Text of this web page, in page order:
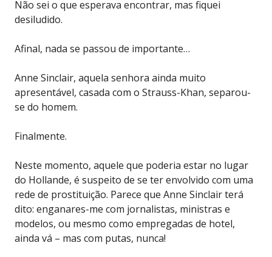
Não sei o que esperava encontrar, mas fiquei
desiludido.
Afinal, nada se passou de importante…
Anne Sinclair, aquela senhora ainda muito
apresentável, casada com o Strauss-Khan, separou-
se do homem.
Finalmente.
Neste momento, aquele que poderia estar no lugar
do Hollande, é suspeito de se ter envolvido com uma
rede de prostituição. Parece que Anne Sinclair terá
dito: enganares-me com jornalistas, ministras e
modelos, ou mesmo como empregadas de hotel,
ainda vá – mas com putas, nunca!